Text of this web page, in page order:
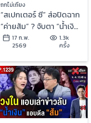
ถกไม่เถียง
“สเปกเตอร์ ซี” ส่อปิดฉาก
“ค่ายส้ม” ? จับตา “น้ำเงิน”
หักเหลี่ยม “ผู้กอง” !
17 ก.พ.
2569
1.3k
ครั้ง